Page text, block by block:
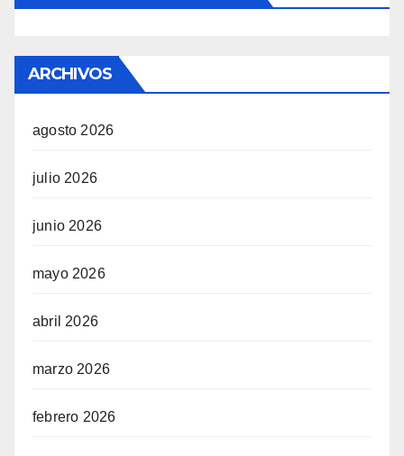
ARCHIVOS
agosto 2026
julio 2026
junio 2026
mayo 2026
abril 2026
marzo 2026
febrero 2026